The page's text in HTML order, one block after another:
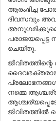
ആരംഭിച്ച
ദിവസവും
ചെയ്തു.
നമ്മെ
ജീവിതത്തിൽ